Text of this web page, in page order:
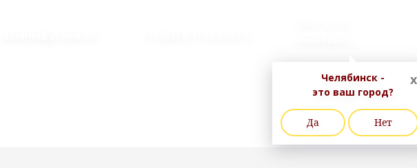
x
Челябинск -
это ваш город?
Да Нет